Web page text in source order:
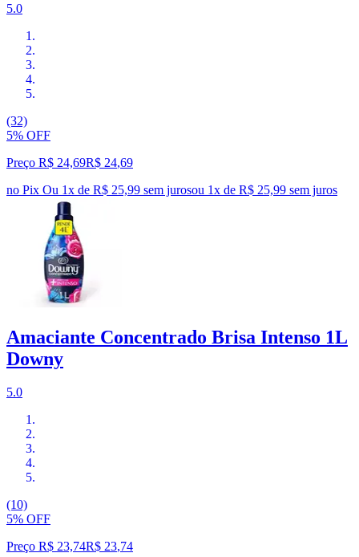
5.0
(32)
5% OFF
Preço R$ 24,69R$ 24,69
no Pix Ou 1x de R$ 25,99 sem jurosou 1x de R$ 25,99 sem juros
Amaciante Concentrado Brisa Intenso 1L
Downy
5.0
(10)
5% OFF
Preço R$ 23,74R$ 23,74